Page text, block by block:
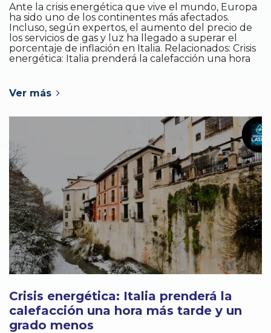
Ante la crisis energética que vive el mundo, Europa
ha sido uno de los continentes más afectados.
Incluso, según expertos, el aumento del precio de
los servicios de gas y luz ha llegado a superar el
porcentaje de inflación en Italia. Relacionados: Crisis
energética: Italia prenderá la calefacción una hora
Ver más
Crisis energética: Italia prenderá la
calefacción una hora más tarde y un
grado menos